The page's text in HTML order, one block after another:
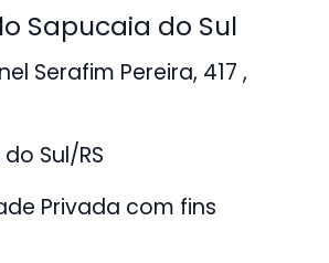
Sapucaia do Sul
Serafim Pereira, 417 ,
Sul/RS
Privada com fins